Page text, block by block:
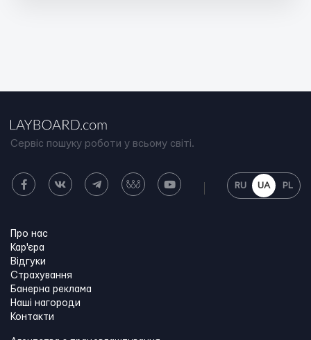
Сервіс пошуку роботи у всьому світі.
RU UA PL
Про нас
Кар'єра
Відгуки
Страхування
Банерна реклама
Наші нагороди
Контакти